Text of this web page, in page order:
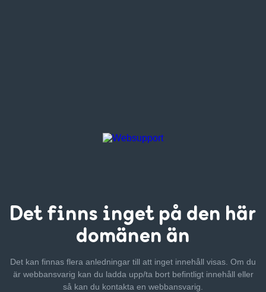
Det finns inget på den här
domänen än
Det kan finnas flera anledningar till att inget innehåll visas. Om du
är webbansvarig kan du ladda upp/ta bort befintligt innehåll eller
så kan du kontakta en webbansvarig.